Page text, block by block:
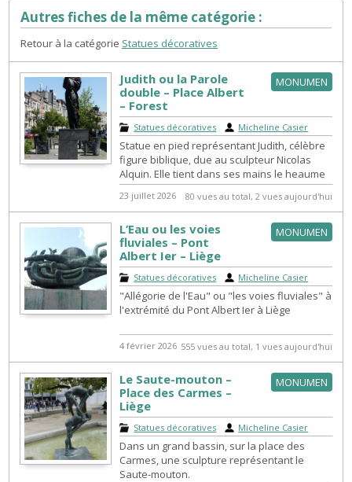
Autres fiches de la même catégorie :
Retour à la catégorie Statues décoratives
MONUMEN
Judith ou la Parole
double – Place Albert
– Forest
Statues décoratives Micheline Casier
Statue en pied représentant Judith, célèbre
figure biblique, due au sculpteur Nicolas
Alquin. Elle tient dans ses mains le heaume
d'Holopherne qu'elle vient de ...
23 juillet 2026 80 vues au total, 2 vues aujourd'hui
MONUMEN
L’Eau ou les voies
fluviales – Pont
Albert Ier – Liège
Statues décoratives Micheline Casier
"Allégorie de l'Eau" ou "les voies fluviales" à
l'extrémité du Pont Albert Ier à Liège
4 février 2026 555 vues au total, 1 vues aujourd'hui
MONUMEN
Le Saute-mouton –
Place des Carmes –
Liège
Statues décoratives Micheline Casier
Dans un grand bassin, sur la place des
Carmes, une sculpture représentant le
Saute-mouton.